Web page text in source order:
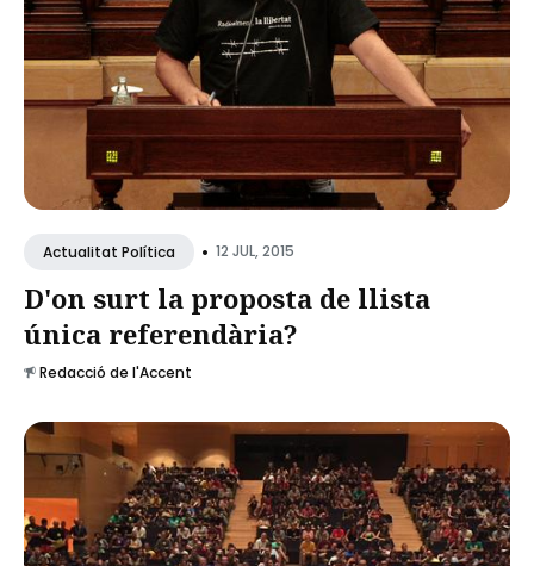
Actualitat Política • 12 JUL, 2015
D'on surt la proposta de llista
única referendària?
Redacció de l'Accent